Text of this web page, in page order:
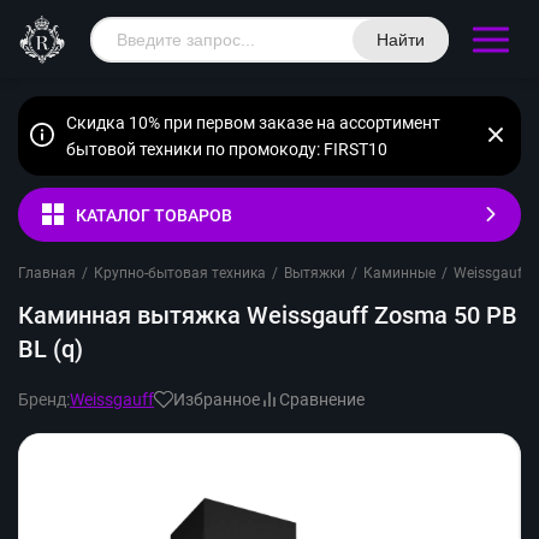
Найти
Скидка 10% при первом заказе на ассортимент
бытовой техники по промокоду: FIRST10
КАТАЛОГ ТОВАРОВ
Главная / Крупно-бытовая техника / Вытяжки / Каминные / Weissgauff
Каминная вытяжка Weissgauff Zosma 50 PB
BL (q)
Бренд:Weissgauff Избранное Сравнение